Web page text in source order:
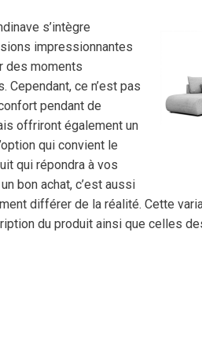
s’intègre
impressionnantes
des moments
ce n’est pas
pendant de
offriront également un
qui convient le
qui répondra à vos
bon achat, c’est aussi
différer de la réalité. Cette
du produit ainsi que celles